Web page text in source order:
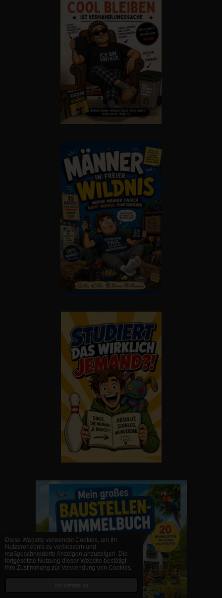
Diese Website verwendet Cookies, um Ihr
Nutzererlebnis zu verbessern und
maßgeschneiderte Anzeigen anzuzeigen. Die
fortgesetzte Nutzung dieser Website bestätigt
Ihre Zustimmung zur Verwendung von Cookies.
Ich stimme zu